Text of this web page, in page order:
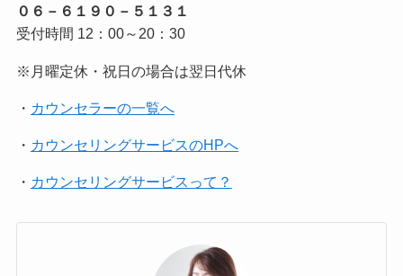
０６－６１９０－５１３１
受付時間 12：00～20：30
※月曜定休・祝日の場合は翌日代休
・ カウンセラーの一覧へ
・ カウンセリングサービスのHPへ
・ カウンセリングサービスって？